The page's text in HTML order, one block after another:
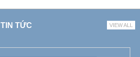
TIN TỨC VIEW ALL